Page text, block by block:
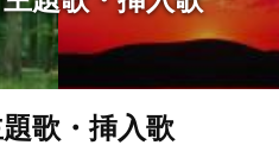
歌・挿入歌